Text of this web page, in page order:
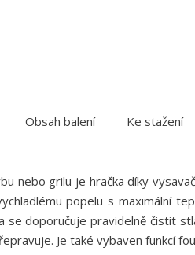
Obsah balení Ke stažení
nebo grilu je hračka díky
popelu s maximální
se doporučuje pravidelně čistit
Je také vybaven funkcí